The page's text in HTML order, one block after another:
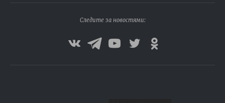
Следите за новостями: